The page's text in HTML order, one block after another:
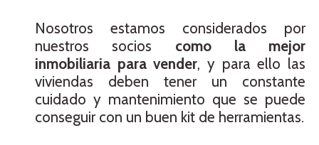
Nosotros estamos considerados por
nuestros socios como la mejor
inmobiliaria para vender, y para ello las
viviendas deben tener un constante
cuidado y mantenimiento que se puede
conseguir con un buen kit de herramientas.